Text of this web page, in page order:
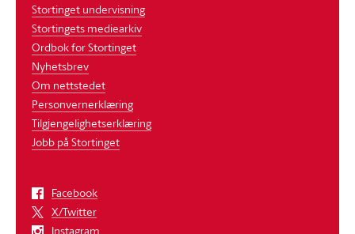
Stortinget undervisning
Stortingets mediearkiv
Ordbok for Stortinget
Nyhetsbrev
Om nettstedet
Personvernerklæring
Tilgjengelighetserklæring
Jobb på Stortinget
Facebook
X/Twitter
Instagram